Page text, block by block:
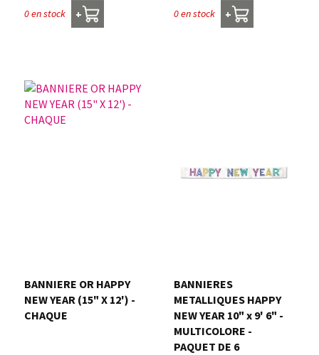
English
0 en stock + 0 en stock +
BANNIERE OR HAPPY
NEW YEAR (15" X 12') -
CHAQUE
BANNIERES
METALLIQUES HAPPY
NEW YEAR 10" x 9' 6" -
MULTICOLORE -
PAQUET DE 6